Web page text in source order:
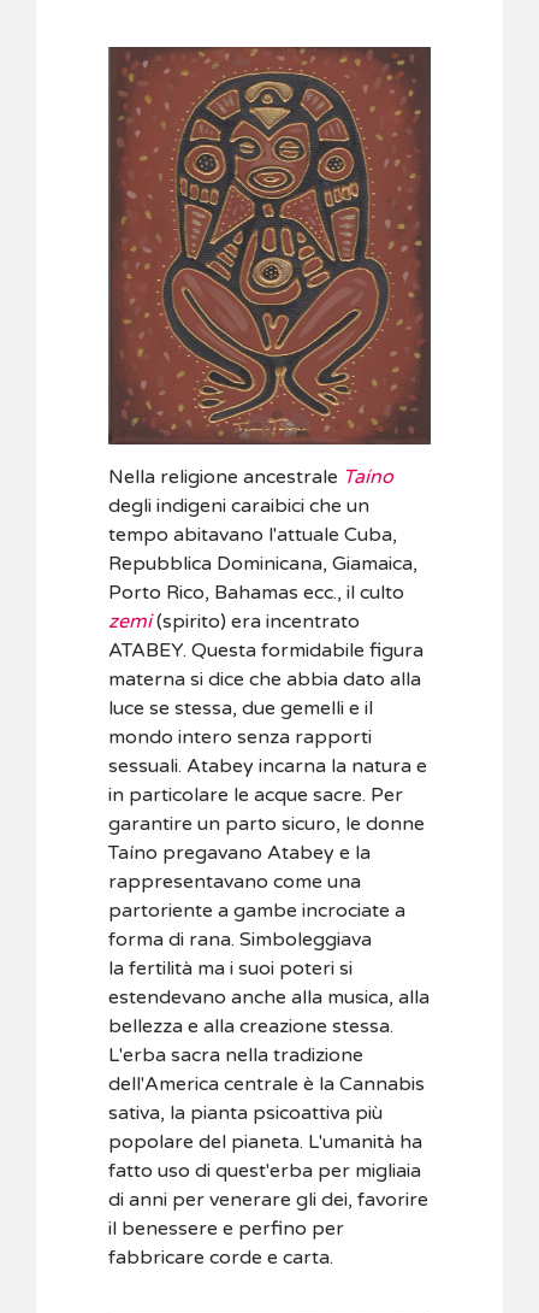
Nella religione ancestrale Taíno
degli indigeni caraibici che un
tempo abitavano l'attuale Cuba,
Repubblica Dominicana, Giamaica,
Porto Rico, Bahamas ecc., il culto
zemi(spirito) era incentrato
ATABEY. Questa formidabile figura
materna si dice che abbia dato alla
luce se stessa, due gemelli e il
mondo intero senza rapporti
sessuali. Atabey incarna la natura e
in particolare le acque sacre. Per
garantire un parto sicuro, le donne
Taíno pregavano Atabey e la
rappresentavano come una
partoriente a gambe incrociate a
forma di rana. Simboleggiava
la fertilità ma i suoi poteri si
estendevano anche alla musica, alla
bellezza e alla creazione stessa.
L'erba sacra nella tradizione
dell'America centrale è la Cannabis
sativa, la pianta psicoattiva più
popolare del pianeta. L'umanità ha
fatto uso di quest'erba per migliaia
di anni per venerare gli dei, favorire
il benessere e perfino per
fabbricare corde e carta.